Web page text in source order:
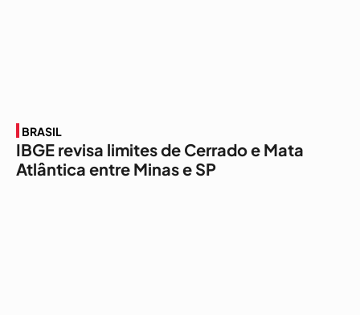
BRASIL
IBGE revisa limites de Cerrado e Mata
Atlântica entre Minas e SP